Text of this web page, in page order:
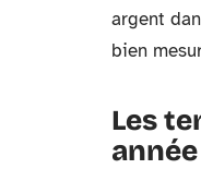
argent
bien
Les
année